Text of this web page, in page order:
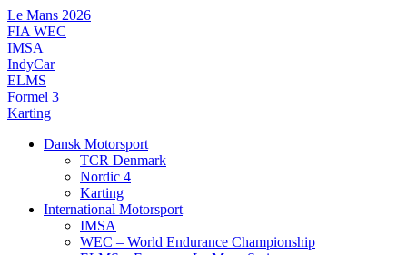
Videre
til
indhold
Le Mans 2026
FIA WEC
IMSA
IndyCar
ELMS
Formel 3
Karting
Dansk Motorsport
TCR Denmark
Nordic 4
Karting
International Motorsport
IMSA
WEC – World Endurance Championship